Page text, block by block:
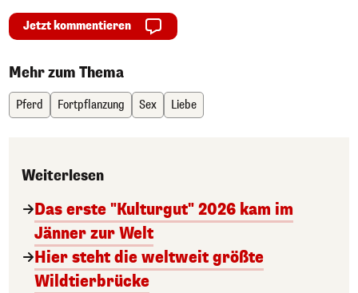
Jetzt kommentieren
Mehr zum Thema
Pferd Fortpflanzung Sex Liebe
Weiterlesen
Das erste "Kulturgut" 2026 kam im
Jänner zur Welt
Hier steht die weltweit größte
Wildtierbrücke